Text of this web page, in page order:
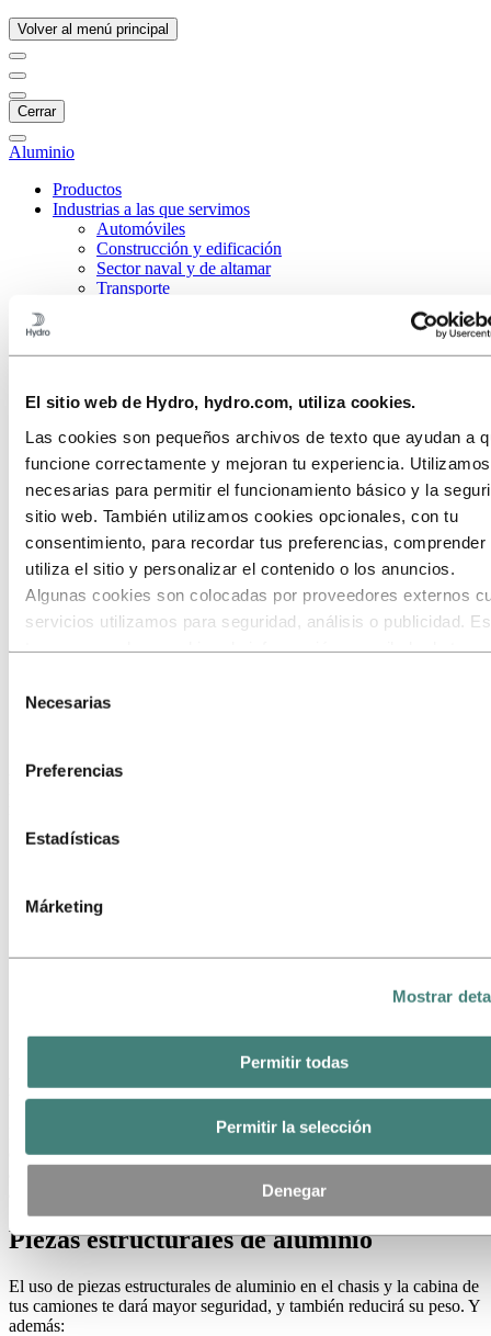
El sitio web de Hydro, hydro.com, utiliza cookies.
Las cookies son pequeños archivos de texto que ayudan a
funcione correctamente y mejoran tu experiencia.
necesarias para permitir el funcionamiento básico y la
sitio web. También utilizamos cookies opcionales, con tu
consentimiento, para recordar tus preferencias, comprender
utiliza el sitio y personalizar el contenido o los anuncios.
Algunas cookies son colocadas por proveedores externos
servicios utilizamos para seguridad, análisis o publicidad.
hayan recopilado a través de tu uso de sus servicios. El
cada una de sus cookies. Puedes consultar quiénes son
Necesarias
Preferencias
Estadísticas
Márketing
Mostrar
Permitir todas
Permitir la selección
Denegar
Volver al menú principal
Cerrar
Aluminio
Productos
Industrias a las que servimos
Automóviles
Construcción y edificación
Sector naval y de altamar
Transporte
Solar y energético
Infraestructuras
Electrónica
Ingeniería general
Sobre el aluminio
Innovación e I+D
Aluminio
Industrias a las que servimos
Transporte
Camiones
ahorrar en costes y combustible
Al utilizar componentes de aluminio, los camiones se vuelven más
Peso, seguridad y costes
El sector se enfrenta a nuevos problemas a la hora de diseñar
componentes (reducir su peso, la seguridad, el coste total). El
Piezas estructurales de aluminio
El uso de piezas estructurales de aluminio en el chasis y la cabina de
tus camiones te dará mayor seguridad, y también reducirá su peso. Y
además: